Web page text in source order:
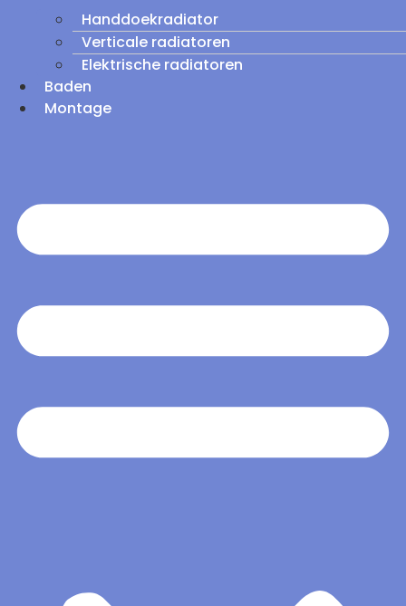
Handdoekradiator
Verticale radiatoren
Elektrische radiatoren
Baden
Montage